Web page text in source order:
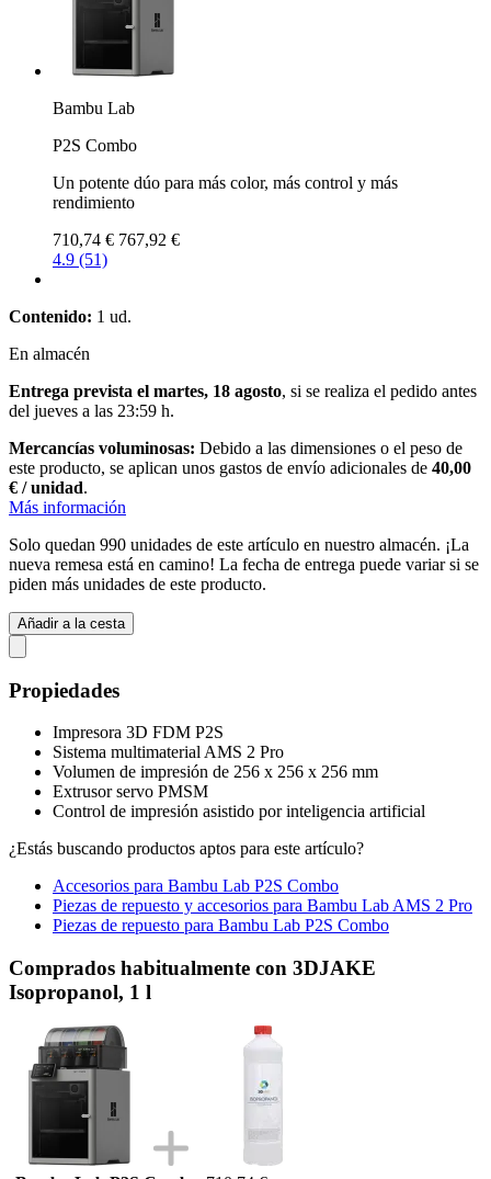
Bambu Lab
P2S Combo
Un potente dúo para más color, más control y más
rendimiento
710,74 € 767,92 €
4.9 (51)
Contenido: 1 ud.
En almacén
Entrega prevista el martes, 18 agosto, si se realiza el pedido antes
del jueves a las 23:59 h.
Mercancías voluminosas: Debido a las dimensiones o el peso de
este producto, se aplican unos gastos de envío adicionales de 40,00
€ / unidad.
Más información
Solo quedan 990 unidades de este artículo en nuestro almacén. ¡La
nueva remesa está en camino! La fecha de entrega puede variar si se
piden más unidades de este producto.
Añadir a la cesta
Propiedades
Impresora 3D FDM P2S
Sistema multimaterial AMS 2 Pro
Volumen de impresión de 256 x 256 x 256 mm
Extrusor servo PMSM
Control de impresión asistido por inteligencia artificial
¿Estás buscando productos aptos para este artículo?
Accesorios para Bambu Lab P2S Combo
Piezas de repuesto y accesorios para Bambu Lab AMS 2 Pro
Piezas de repuesto para Bambu Lab P2S Combo
Comprados habitualmente con 3DJAKE
Isopropanol, 1 l